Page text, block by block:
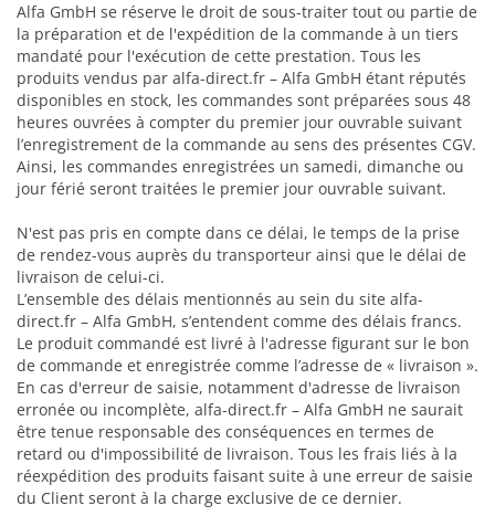
Alfa GmbH se réserve le droit de sous-traiter tout ou partie de
la préparation et de l'expédition de la commande à un tiers
mandaté pour l'exécution de cette prestation. Tous les
produits vendus par alfa-direct.fr – Alfa GmbH étant réputés
disponibles en stock, les commandes sont préparées sous 48
heures ouvrées à compter du premier jour ouvrable suivant
l’enregistrement de la commande au sens des présentes CGV.
Ainsi, les commandes enregistrées un samedi, dimanche ou
jour férié seront traitées le premier jour ouvrable suivant.
N'est pas pris en compte dans ce délai, le temps de la prise
de rendez-vous auprès du transporteur ainsi que le délai de
livraison de celui-ci.
L’ensemble des délais mentionnés au sein du site alfa-
direct.fr – Alfa GmbH, s’entendent comme des délais francs.
Le produit commandé est livré à l'adresse figurant sur le bon
de commande et enregistrée comme l’adresse de « livraison ».
En cas d'erreur de saisie, notamment d'adresse de livraison
erronée ou incomplète, alfa-direct.fr – Alfa GmbH ne saurait
être tenue responsable des conséquences en termes de
retard ou d'impossibilité de livraison. Tous les frais liés à la
réexpédition des produits faisant suite à une erreur de saisie
du Client seront à la charge exclusive de ce dernier.